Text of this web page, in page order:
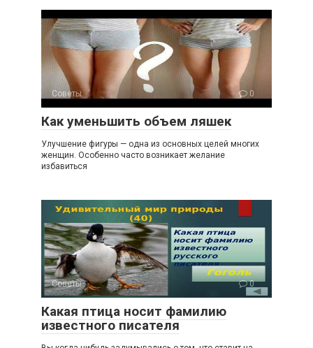
Советы 0
Как уменьшить объем ляшек
Улучшение фигуры — одна из основных целей многих
женщин. Особенно часто возникает желание
избавиться
Советы 0
Какая птица носит фамилию
известного писателя